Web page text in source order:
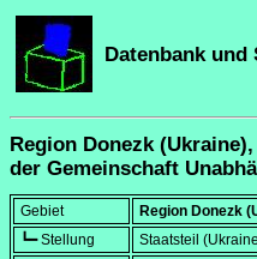
Datenbank
Region Donezk
der Gemeinschaft
Gebiet
Region Donezk
┗━ Stellung
Staatsteil